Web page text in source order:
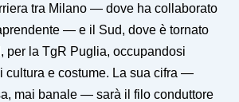
tra Milano — dove ha collaborato
— e il Sud, dove è tornato
per la TgR Puglia, occupandosi
cultura e costume. La sua cifra —
mai banale — sarà il filo conduttore